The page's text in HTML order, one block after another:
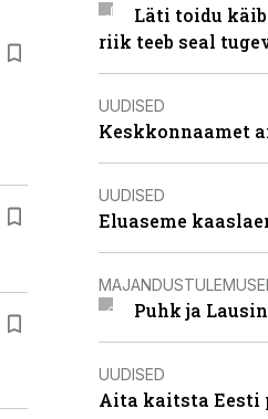
Läti toidu
riik teeb seal
UUDISED
Keskkonnaamet
UUDISED
Eluaseme
Puhk ja
UUDISED
Aita kaitsta Eesti